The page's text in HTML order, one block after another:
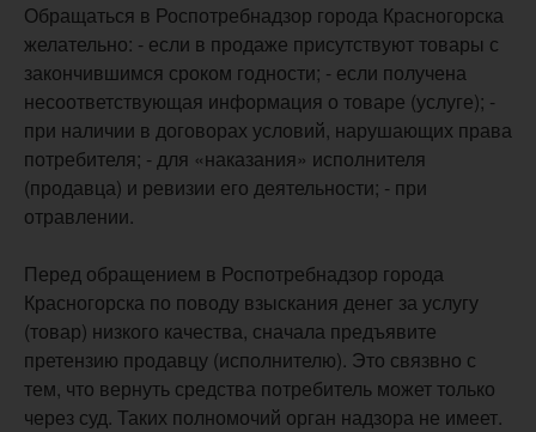
Обращаться в Роспотребнадзор города Красногорска
желательно: - если в продаже присутствуют товары с
закончившимся сроком годности; - если получена
несоответствующая информация о товаре (услуге); -
при наличии в договорах условий, нарушающих права
потребителя; - для «наказания» исполнителя
(продавца) и ревизии его деятельности; - при
отравлении.
Перед обращением в Роспотребнадзор города
Красногорска по поводу взыскания денег за услугу
(товар) низкого качества, сначала предъявите
претензию продавцу (исполнителю). Это связвно с
тем, что вернуть средства потребитель может только
через суд. Таких полномочий орган надзора не имеет.